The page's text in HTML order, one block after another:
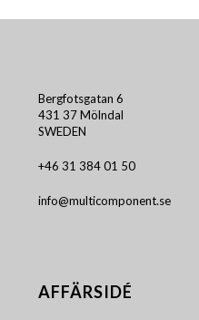
Bergfotsgatan 6
431 37 Mölndal
SWEDEN
+46 31 384 01 50
info@multicomponent.se
AFFÄRSIDÉ